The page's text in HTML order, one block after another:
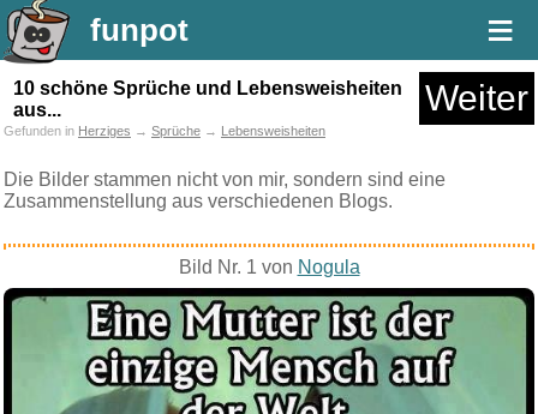
funpot ≡
10 schöne Sprüche und Lebensweisheiten
aus...
Weiter
Gefunden in Herziges → Sprüche → Lebensweisheiten
Die Bilder stammen nicht von mir, sondern sind eine
Zusammenstellung aus verschiedenen Blogs.
Bild Nr. 1 von Nogula